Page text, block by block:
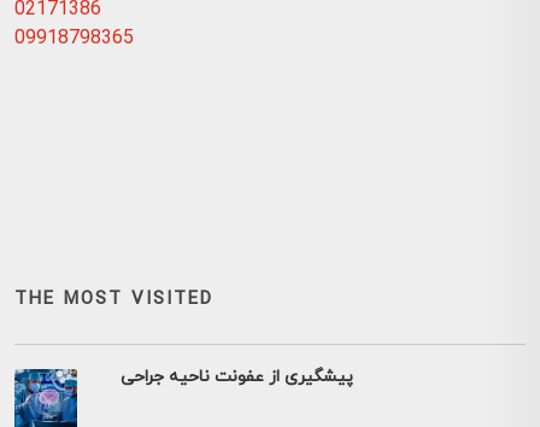
02171386
09918798365
THE MOST VISITED
پیشگیری از عفونت ناحیه جراحی